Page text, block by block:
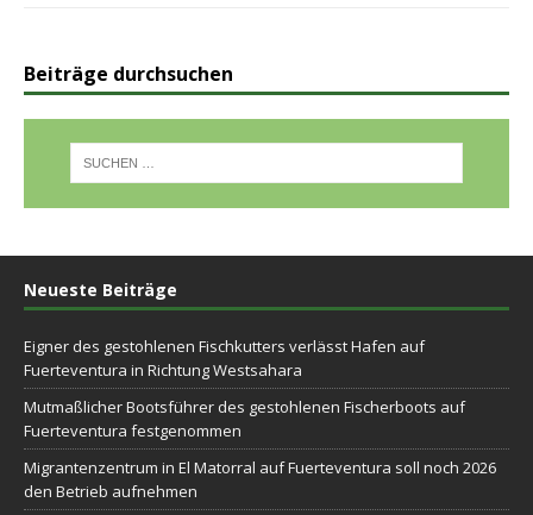
Beiträge durchsuchen
Neueste Beiträge
Eigner des gestohlenen Fischkutters verlässt Hafen auf
Fuerteventura in Richtung Westsahara
Mutmaßlicher Bootsführer des gestohlenen Fischerboots auf
Fuerteventura festgenommen
Migrantenzentrum in El Matorral auf Fuerteventura soll noch 2026
den Betrieb aufnehmen